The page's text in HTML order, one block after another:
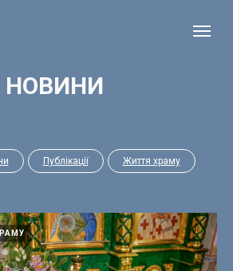
НОВИНИ
Публікації Життя храму